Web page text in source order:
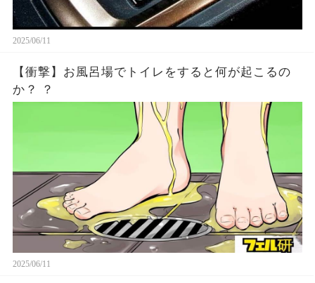
2025/06/11
【衝撃】お風呂場でトイレをすると何が起こるの
か？ ？
2025/06/11